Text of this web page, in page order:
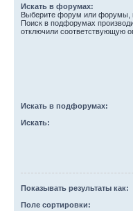
Искать в форумах:
Выберите форум или форумы,
Поиск в подфорумах
отключили соответствующую
Искать в подфорумах:
Искать:
Показывать результаты как:
Поле сортировки: